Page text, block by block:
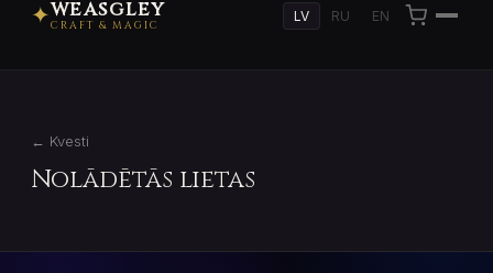
✦WEASGLEY
CRAFT & MAGIC
LV RU EN
← Kvesti
Nolādētās lietas